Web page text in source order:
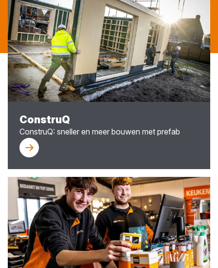
ConstruQ
ConstruQ: sneller en meer bouwen met prefab